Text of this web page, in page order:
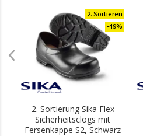
2. Sortieren
-49%
2. Sortierung Sika Flex
Sicherheitsclogs mit
Fersenkappe S2, Schwarz